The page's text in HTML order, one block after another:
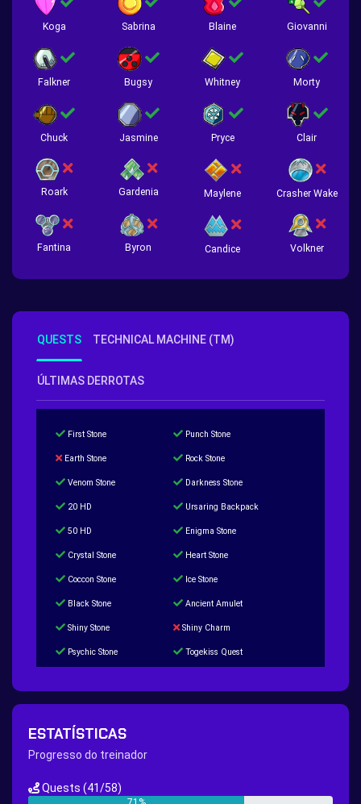
Koga Sabrina Blaine Giovanni
Falkner Bugsy Whitney Morty
Chuck Jasmine Pryce Clair
Roark Gardenia Maylene Crasher Wake
Fantina Byron Candice Volkner
QUESTS TECHNICAL MACHINE (TM)
ÚLTIMAS DERROTAS
First Stone Punch Stone
Earth Stone Rock Stone
Venom Stone Darkness Stone
20 HD Ursaring Backpack
50 HD Enigma Stone
Crystal Stone Heart Stone
Coccon Stone Ice Stone
Black Stone Ancient Amulet
Shiny Stone Shiny Charm
Psychic Stone Togekiss Quest
200 Great Ball Quest
Hippie Outfit Quest
New Continent Quest pt.1 New Continent Quest pt.2
ESTATÍSTICAS
Progresso do treinador
Quests (41/58)